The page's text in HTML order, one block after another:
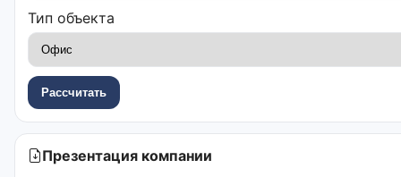
Тип объекта
Рассчитать
Презентация компании